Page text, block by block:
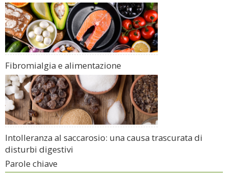
Fibromialgia e alimentazione
Intolleranza al saccarosio: una causa trascurata di
disturbi digestivi
Parole chiave